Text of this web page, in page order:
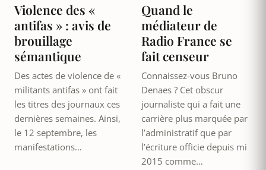
Violence des «
antifas » : avis de
brouillage
sémantique
Des actes de violence de «
militants antifas » ont fait
les titres des journaux ces
dernières semaines. Ainsi,
le 12 septembre, les
manifestations…
Quand le
médiateur de
Radio France se
fait censeur
Connaissez-vous Bruno
Denaes ? Cet obscur
journaliste qui a fait une
carrière plus marquée par
l’administratif que par
l’écriture officie depuis mi
2015 comme…